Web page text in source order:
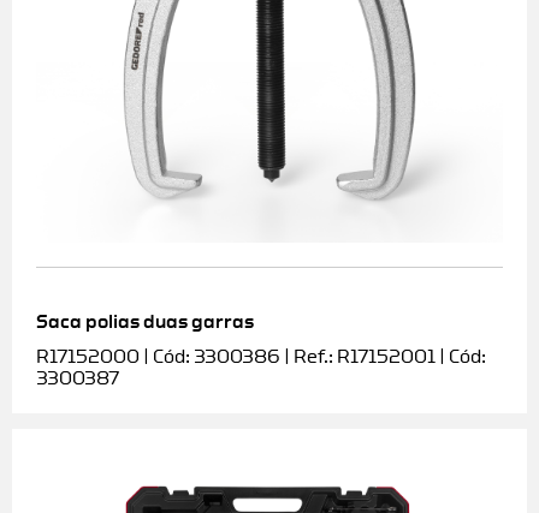
Saca polias duas garras
R17152000 | Cód: 3300386 | Ref.: R17152001 | Cód:
3300387